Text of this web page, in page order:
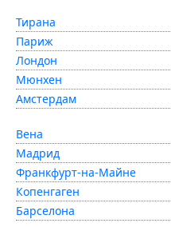
Тирана
Париж
Лондон
Мюнхен
Амстердам
Вена
Мадрид
Франкфурт-на-Майне
Копенгаген
Барселона